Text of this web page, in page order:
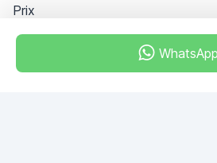
WhatsApp
Prix
ALBAHAR building